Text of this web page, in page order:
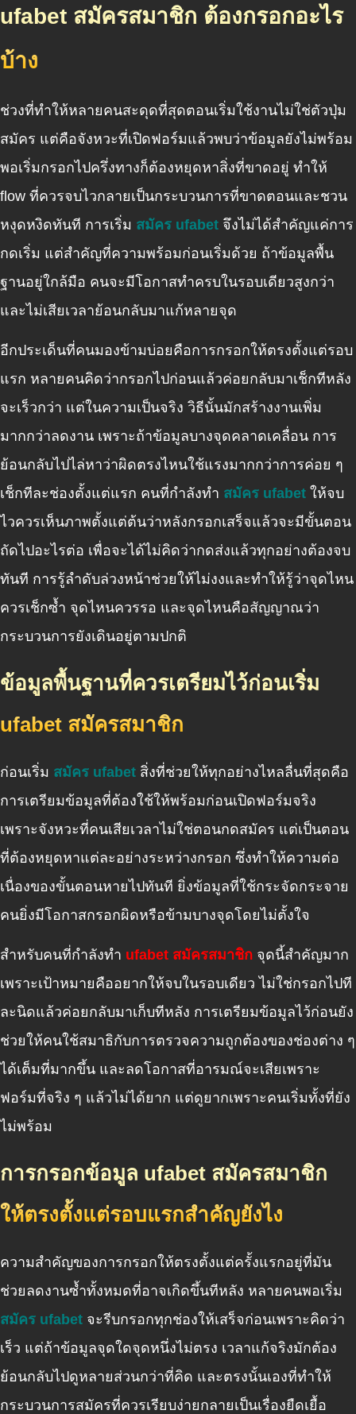
ufabet สมัครสมาชิก ต้องกรอกอะไร
บ้าง
ช่วงที่ทำให้หลายคนสะดุดที่สุดตอนเริ่มใช้งานไม่ใช่ตัวปุ่ม
สมัคร แต่คือจังหวะที่เปิดฟอร์มแล้วพบว่าข้อมูลยังไม่พร้อม
พอเริ่มกรอกไปครึ่งทางก็ต้องหยุดหาสิ่งที่ขาดอยู่ ทำให้
flow ที่ควรจบไวกลายเป็นกระบวนการที่ขาดตอนและชวน
หงุดหงิดทันที การเริ่ม สมัคร ufabet จึงไม่ได้สำคัญแค่การ
กดเริ่ม แต่สำคัญที่ความพร้อมก่อนเริ่มด้วย ถ้าข้อมูลพื้น
ฐานอยู่ใกล้มือ คนจะมีโอกาสทำครบในรอบเดียวสูงกว่า
และไม่เสียเวลาย้อนกลับมาแก้หลายจุด
อีกประเด็นที่คนมองข้ามบ่อยคือการกรอกให้ตรงตั้งแต่รอบ
แรก หลายคนคิดว่ากรอกไปก่อนแล้วค่อยกลับมาเช็กทีหลัง
จะเร็วกว่า แต่ในความเป็นจริง วิธีนั้นมักสร้างงานเพิ่ม
มากกว่าลดงาน เพราะถ้าข้อมูลบางจุดคลาดเคลื่อน การ
ย้อนกลับไปไล่หาว่าผิดตรงไหนใช้แรงมากกว่าการค่อย ๆ
เช็กทีละช่องตั้งแต่แรก คนที่กำลังทำ สมัคร ufabet ให้จบ
ไวควรเห็นภาพตั้งแต่ต้นว่าหลังกรอกเสร็จแล้วจะมีขั้นตอน
ถัดไปอะไรต่อ เพื่อจะได้ไม่คิดว่ากดส่งแล้วทุกอย่างต้องจบ
ทันที การรู้ลำดับล่วงหน้าช่วยให้ไม่งงและทำให้รู้ว่าจุดไหน
ควรเช็กซ้ำ จุดไหนควรรอ และจุดไหนคือสัญญาณว่า
กระบวนการยังเดินอยู่ตามปกติ
ข้อมูลพื้นฐานที่ควรเตรียมไว้ก่อนเริ่ม
ufabet สมัครสมาชิก
ก่อนเริ่ม สมัคร ufabet สิ่งที่ช่วยให้ทุกอย่างไหลลื่นที่สุดคือ
การเตรียมข้อมูลที่ต้องใช้ให้พร้อมก่อนเปิดฟอร์มจริง
เพราะจังหวะที่คนเสียเวลาไม่ใช่ตอนกดสมัคร แต่เป็นตอน
ที่ต้องหยุดหาแต่ละอย่างระหว่างกรอก ซึ่งทำให้ความต่อ
เนื่องของขั้นตอนหายไปทันที ยิ่งข้อมูลที่ใช้กระจัดกระจาย
คนยิ่งมีโอกาสกรอกผิดหรือข้ามบางจุดโดยไม่ตั้งใจ
สำหรับคนที่กำลังทำ ufabet สมัครสมาชิก จุดนี้สำคัญมาก
เพราะเป้าหมายคืออยากให้จบในรอบเดียว ไม่ใช่กรอกไปที
ละนิดแล้วค่อยกลับมาเก็บทีหลัง การเตรียมข้อมูลไว้ก่อนยัง
ช่วยให้คนใช้สมาธิกับการตรวจความถูกต้องของช่องต่าง ๆ
ได้เต็มที่มากขึ้น และลดโอกาสที่อารมณ์จะเสียเพราะ
ฟอร์มที่จริง ๆ แล้วไม่ได้ยาก แต่ดูยากเพราะคนเริ่มทั้งที่ยัง
ไม่พร้อม
การกรอกข้อมูล ufabet สมัครสมาชิก
ให้ตรงตั้งแต่รอบแรกสำคัญยังไง
ความสำคัญของการกรอกให้ตรงตั้งแต่ครั้งแรกอยู่ที่มัน
ช่วยลดงานซ้ำทั้งหมดที่อาจเกิดขึ้นทีหลัง หลายคนพอเริ่ม
สมัคร ufabet จะรีบกรอกทุกช่องให้เสร็จก่อนเพราะคิดว่า
เร็ว แต่ถ้าข้อมูลจุดใดจุดหนึ่งไม่ตรง เวลาแก้จริงมักต้อง
ย้อนกลับไปดูหลายส่วนกว่าที่คิด และตรงนั้นเองที่ทำให้
กระบวนการสมัครที่ควรเรียบง่ายกลายเป็นเรื่องยืดเยื้อ